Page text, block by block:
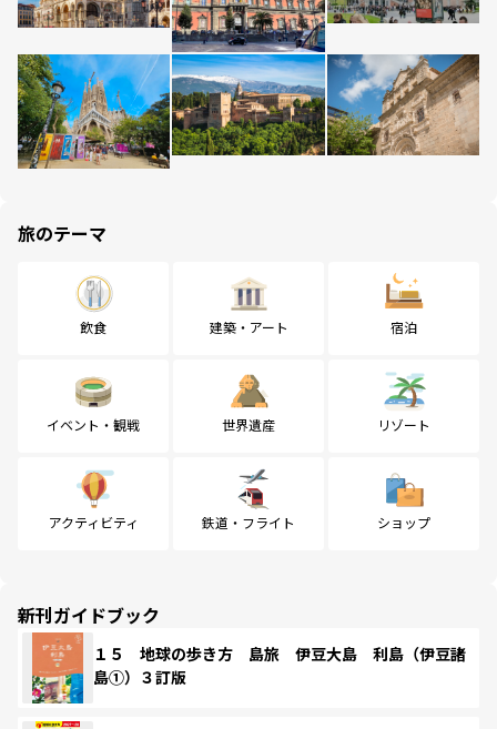
旅のテーマ
飲食 建築・アート 宿泊
イベント・観戦 世界遺産 リゾート
アクティビティ 鉄道・フライト ショップ
新刊ガイドブック
１５ 地球の歩き方 島旅 伊豆大島 利島（伊豆諸
島①）３訂版